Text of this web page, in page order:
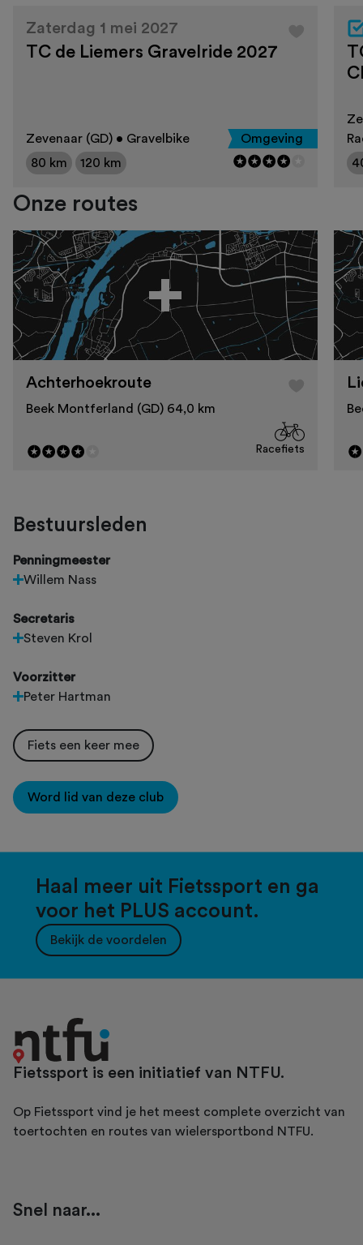
Zaterdag 1 mei 2027
TC de Liemers Gravelride 2027
Zevenaar (GD) • Gravelbike
80 km
120 km
Omgeving
Onze routes
Achterhoekroute
Beek Montferland (GD) 64,0 km
Racefiets
Bestuursleden
Penningmeester
Willem Nass
Secretaris
Steven Krol
Voorzitter
Peter Hartman
Fiets een keer mee
Word lid van deze club
Haal meer uit Fietssport en ga
voor het PLUS account.
Bekijk de voordelen
Fietssport is een initiatief van NTFU.
Op Fietssport vind je het meest complete overzicht van
toertochten en routes van wielersportbond NTFU.
Snel naar...